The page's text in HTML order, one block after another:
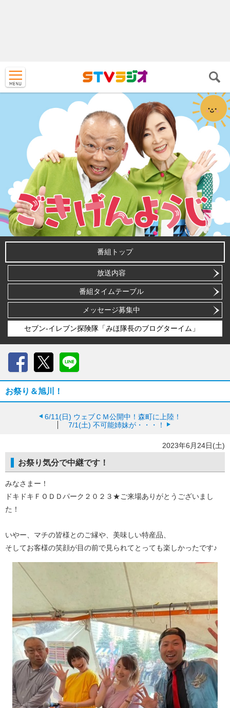
番組トップ
放送内容
番組タイムテーブル
メッセージ募集中
セブン-イレブン探険隊「みほ隊長のブログターイム」
お祭り＆旭川！
6/11(日) ウェブＣＭ公開中！森町に上陸！
7/1(土) 不可能姉妹が・・・！
2023年6月24日(土)
お祭り気分で中継です！
みなさまー！
ドキドキＦＯＤＤパーク２０２３★ご来場ありがとうございまし
た！
いやー、マチの皆様とのご縁や、美味しい特産品、
そしてお客様の笑顔が目の前で見られてとっても楽しかったです♪